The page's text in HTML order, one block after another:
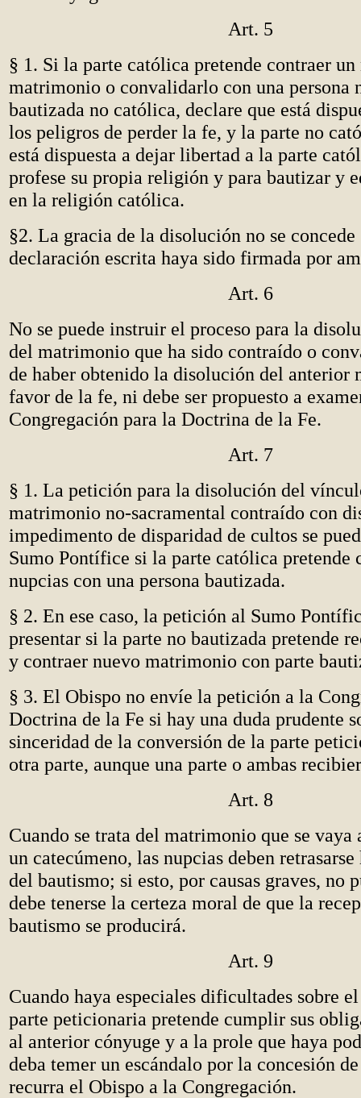
Art. 5
§ 1. Si la parte católica pretende contraer un
matrimonio o convalidarlo con una persona
bautizada no católica, declare que está
los peligros de perder la fe, y la parte no
está dispuesta a dejar libertad a la parte
profese su propia religión y para bautizar y
en la religión católica.
§2. La gracia de la disolución no se concede
declaración escrita haya sido firmada por
Art. 6
No se puede instruir el proceso para la
del matrimonio que ha sido contraído o
de haber obtenido la disolución del anterior
favor de la fe, ni debe ser propuesto a
Congregación para la Doctrina de la Fe.
Art. 7
§ 1. La petición para la disolución del
matrimonio no-sacramental contraído con
impedimento de disparidad de cultos se
Sumo Pontífice si la parte católica pretende
nupcias con una persona bautizada.
§ 2. En ese caso, la petición al Sumo
presentar si la parte no bautizada pretende
y contraer nuevo matrimonio con parte
§ 3. El Obispo no envíe la petición a la
Doctrina de la Fe si hay una duda prudente
sinceridad de la conversión de la parte
otra parte, aunque una parte o ambas
Art. 8
Cuando se trata del matrimonio que se vaya
un catecúmeno, las nupcias deben retrasarse
del bautismo; si esto, por causas graves, no
debe tenerse la certeza moral de que la
bautismo se producirá.
Art. 9
Cuando haya especiales dificultades sobre
parte peticionaria pretende cumplir sus
al anterior cónyuge y a la prole que haya
deba temer un escándalo por la concesión
recurra el Obispo a la Congregación.